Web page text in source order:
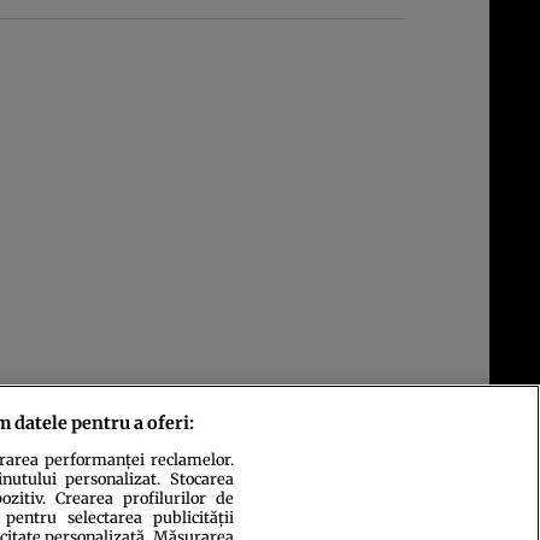
datele pentru a oferi:
performanței reclamelor.
personalizat. Stocarea
Crearea profilurilor de
selectarea publicității
personalizată. Măsurarea